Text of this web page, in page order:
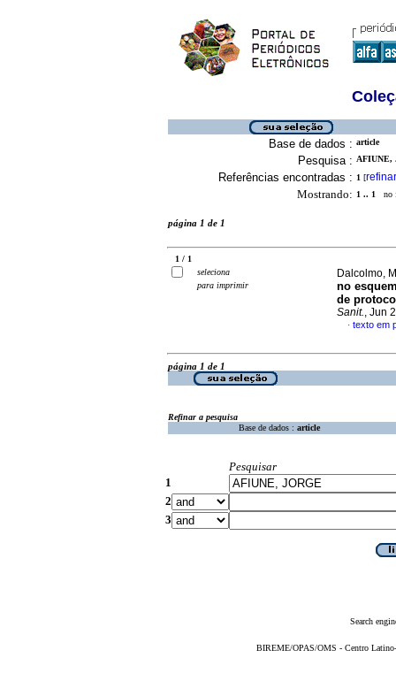
Base de dados : article
Pesquisa : AFIUNE,
Referências encontradas : 1 [refinar
Mostrando: 1 .. 1 no
página 1 de 1
1 / 1
seleciona
para imprimir
Dalcolmo,
no
de
Sanit., Jun
· texto em
página 1 de 1
Refinar a pesquisa
Base de dados : article
Pesquisar
1
2
3
Search
BIREME/OPAS/OMS - Centro Latino-